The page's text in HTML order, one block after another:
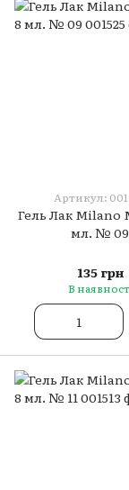
Артикул:
Гель Лак Milano
мл. № 09
135 грн
В